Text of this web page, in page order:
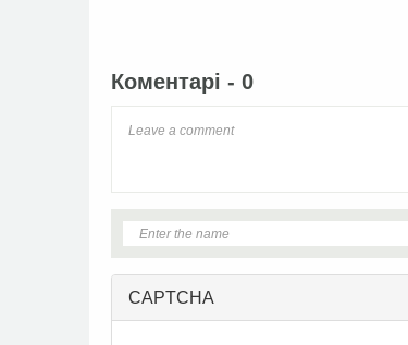
Коментарі - 0
CAPTCHA